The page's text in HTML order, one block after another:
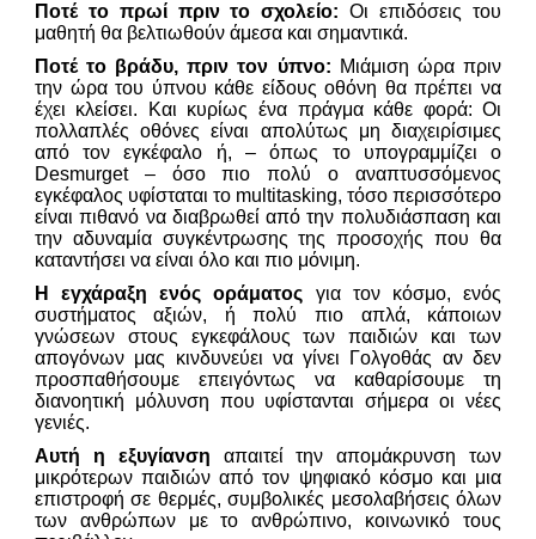
Ποτέ το πρωί πριν το σχολείο: Οι επιδόσεις του
μαθητή θα βελτιωθούν άμεσα και σημαντικά.
Ποτέ το βράδυ, πριν τον ύπνο: Μιάμιση ώρα πριν
την ώρα του ύπνου κάθε είδους οθόνη θα πρέπει να
έχει κλείσει. Και κυρίως ένα πράγμα κάθε φορά: Οι
πολλαπλές οθόνες είναι απολύτως μη διαχειρίσιμες
από τον εγκέφαλο ή, – όπως το υπογραμμίζει ο
Desmurget – όσο πιο πολύ ο αναπτυσσόμενος
εγκέφαλος υφίσταται το multitasking, τόσο περισσότερο
είναι πιθανό να διαβρωθεί από την πολυδιάσπαση και
την αδυναμία συγκέντρωσης της προσοχής που θα
καταντήσει να είναι όλο και πιο μόνιμη.
Η εγχάραξη ενός οράματος για τον κόσμο, ενός
συστήματος αξιών, ή πολύ πιο απλά, κάποιων
γνώσεων στους εγκεφάλους των παιδιών και των
απογόνων μας κινδυνεύει να γίνει Γολγοθάς αν δεν
προσπαθήσουμε επειγόντως να καθαρίσουμε τη
διανοητική μόλυνση που υφίστανται σήμερα οι νέες
γενιές.
Αυτή η εξυγίανση απαιτεί την απομάκρυνση των
μικρότερων παιδιών από τον ψηφιακό κόσμο και μια
επιστροφή σε θερμές, συμβολικές μεσολαβήσεις όλων
των ανθρώπων με το ανθρώπινο, κοινωνικό τους